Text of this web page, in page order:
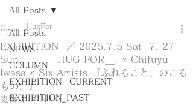
All Posts
NEWS
COLUMN
EXHIBITION _CURRENT
EXHIBITION_PAST
All Posts
EXHIBITION- ／ 2025.7.5 Sat- 7. 27
Sun HUG FOR＿. × Chifuyu
Iwasa × Six Artists 「ふれること、のこる
もの。」
HugFor
更新日：4月12日